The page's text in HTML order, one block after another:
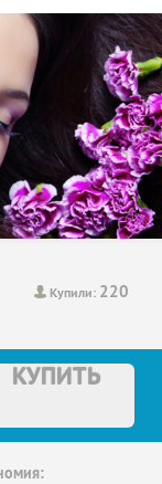
Купили: 220
КУПИТЬ